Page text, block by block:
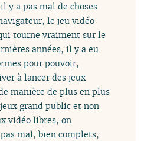
y a pas mal de choses
le jeu vidéo
tourne vraiment sur le
années, il y a eu
pour pouvoir,
à lancer des jeux
manière de plus en plus
grand public et non
vidéo libres, on
mal, bien complets,